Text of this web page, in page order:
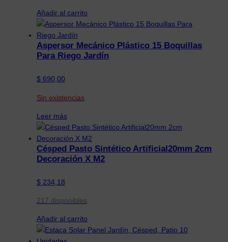
Añadir al carrito
Aspersor Mecánico Plástico 15 Boquillas
Para Riego Jardín
$ 690,00
Sin existencias
Leer más
Césped Pasto Sintético Artificial20mm 2cm
Decoración X M2
$ 234,18
217 disponibles
Añadir al carrito